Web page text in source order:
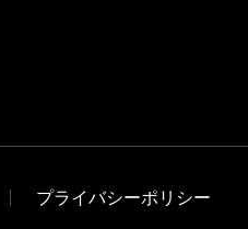
プライバシーポリシー